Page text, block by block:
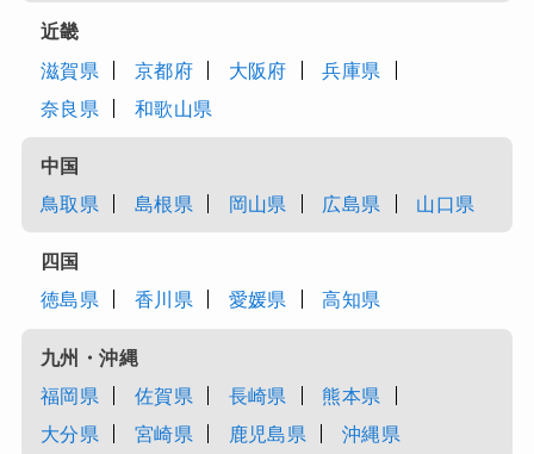
近畿
滋賀県
京都府 大阪府
兵庫県
奈良県
和歌山県
中国
鳥取県
島根県 岡山県 広島県 山口県
四国
徳島県
香川県 愛媛県 高知県
九州・沖縄
福岡県
佐賀県 長崎県
熊本県
大分県
宮崎県 鹿児島県 沖縄県